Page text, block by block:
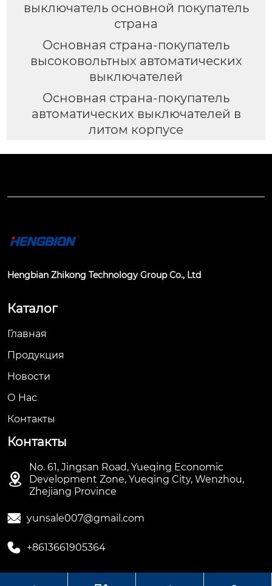
выключатель основной покупатель
страна
Основная страна-покупатель
высоковольтных автоматических
выключателей
Основная страна-покупатель
автоматических выключателей в
литом корпусе
Hengbian Zhikong Technology Group Co., Ltd
Каталог
Главная
Продукция
Новости
О Hас
Контакты
Контакты

No. 61, Jingsan Road, Yueqing Economic
Development Zone, Yueqing City, Wenzhou,
Zhejiang Province
 yunsale007@gmail.com
 +8613661905364